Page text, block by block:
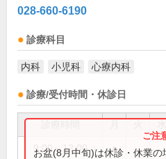
028-660-6190
診療科目
内科 小児科 心療内科
診療/受付時間・休診日
9:00～12:00 ●
お盆(8月中旬)は休診・休業